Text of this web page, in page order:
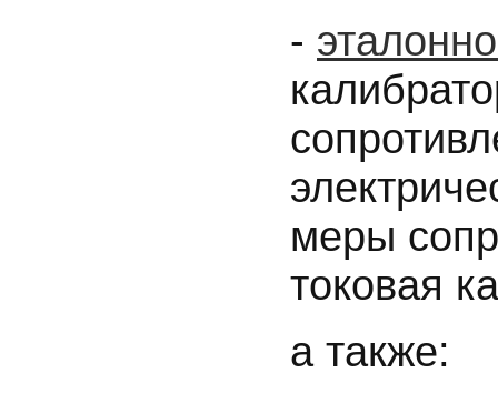
-
меры
токовая
а также: